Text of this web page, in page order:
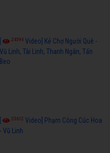
24594 Video] Kẻ Chợ Người Quê -
Vũ Linh, Tài Linh, Thanh Ngân, Tấn
Beo
23612 Video] Phạm Công Cúc Hoa
- Vũ Linh